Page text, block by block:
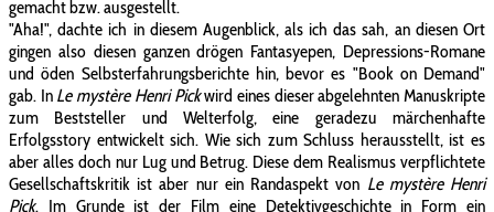
gemacht bzw. ausgestellt.
"Aha!", dachte ich in diesem Augenblick, als ich das sah, an diesen Ort
gingen also diesen ganzen drögen Fantasyepen, Depressions-Romane
und öden Selbsterfahrungsberichte hin, bevor es "Book on Demand"
gab. In Le mystère Henri Pickwird eines dieser abgelehnten Manuskripte
zum Beststeller und Welterfolg, eine geradezu märchenhafte
Erfolgsstory entwickelt sich. Wie sich zum Schluss herausstellt, ist es
aber alles doch nur Lug und Betrug. Diese dem Realismus verpflichtete
Gesellschaftskritik ist aber nur ein Randaspekt von Le mystère Henri
Pick. Im Grunde ist der Film eine Detektivgeschichte in Form ein